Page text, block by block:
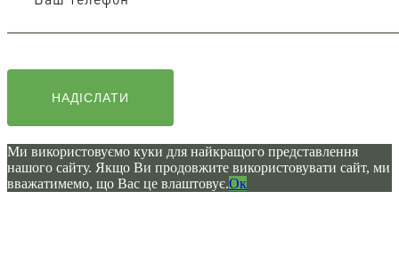
Ми використовуємо куки для найкращого представлення
нашого сайту. Якщо Ви продовжите використовувати сайт, ми
вважатимемо, що Вас це влаштовує.Ок